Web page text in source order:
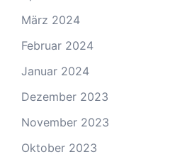
März 2024
Februar 2024
Januar 2024
Dezember 2023
November 2023
Oktober 2023